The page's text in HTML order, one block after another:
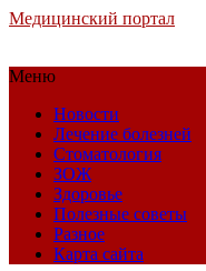
Медицинский портал
Меню
Новости
Лечение болезней
Стоматология
ЗОЖ
Здоровье
Полезные советы
Разное
Карта сайта